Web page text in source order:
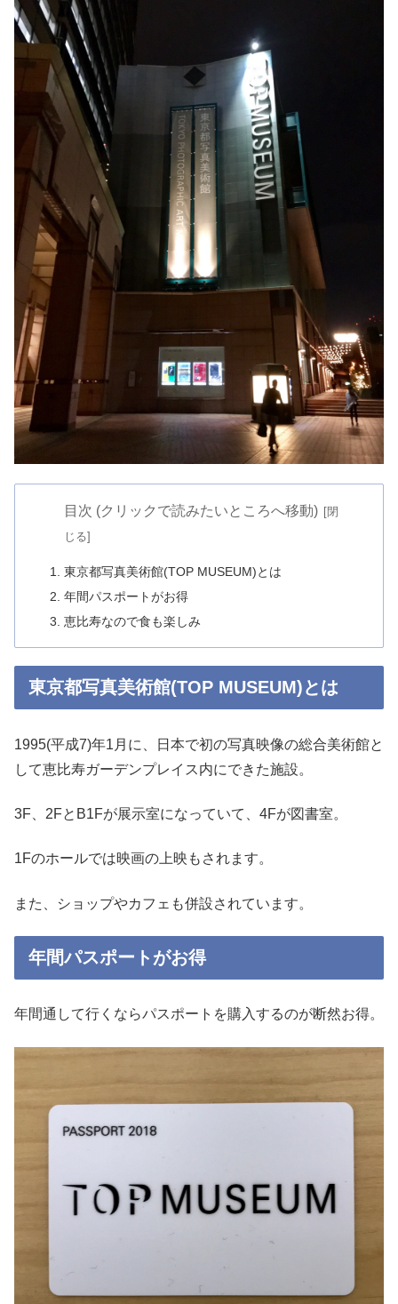
目次 (クリックで読みたいところへ移動)
東京都写真美術館(TOP MUSEUM)とは
年間パスポートがお得
恵比寿なので食も楽しみ
東京都写真美術館(TOP MUSEUM)とは
1995(平成7)年1月に、日本で初の写真映像の総合美術館と
して恵比寿ガーデンプレイス内にできた施設。
3F、2FとB1Fが展示室になっていて、4Fが図書室。
1Fのホールでは映画の上映もされます。
また、ショップやカフェも併設されています。
年間パスポートがお得
年間通して行くならパスポートを購入するのが断然お得。